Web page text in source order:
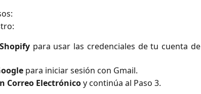
para usar las credenciales de tu cuenta de
para iniciar sesión con Gmail.
Correo Electrónicoy continúa al Paso 3.